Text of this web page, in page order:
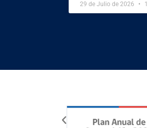
29 de Julio de 2026